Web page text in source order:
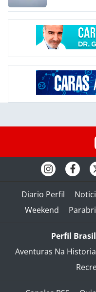
Diario Perfil
Weekend
Perfil
Aventuras Na Historia